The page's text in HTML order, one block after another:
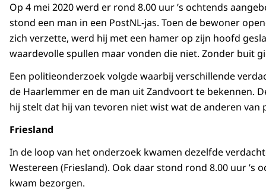
Op 4 mei 2020 werd er rond 8.00 uur ’s ochtends
stond een man in een PostNL-jas. Toen de bewoner
zich verzette, werd hij met een hamer op zijn hoofd
waardevolle spullen maar vonden die niet. Zonder buit
Een politieonderzoek volgde waarbij verschillende
de Haarlemmer en de man uit Zandvoort te bekennen.
hij stelt dat hij van tevoren niet wist wat de anderen
Friesland
In de loop van het onderzoek kwamen dezelfde
Westereen (Friesland). Ook daar stond rond 8.00 uur
kwam bezorgen.